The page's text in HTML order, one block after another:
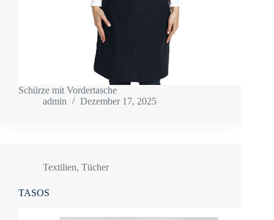
Schürze mit Vordertasche
admin
Dezember 17, 2025
Textilien, Tücher
TASOS